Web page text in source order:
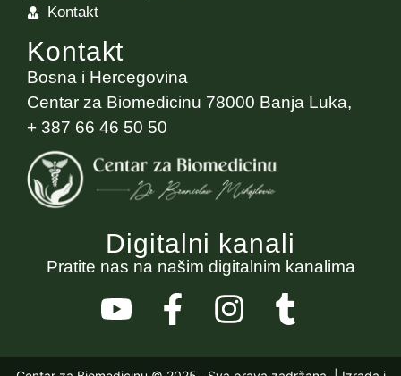
Kontakt
Kontakt
Bosna i Hercegovina
Centar za Biomedicinu 78000 Banja Luka,
+ 387 66 46 50 50
Digitalni kanali
Pratite nas na našim digitalnim kanalima